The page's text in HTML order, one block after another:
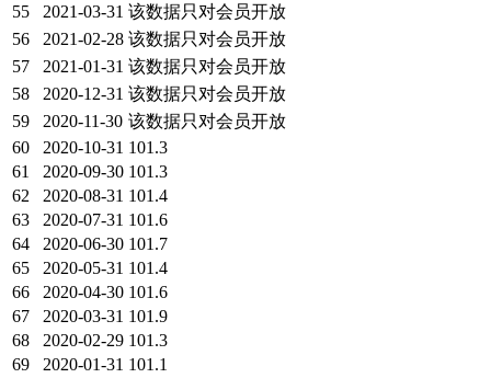
55
2021-03-31 该数据只对会员开放
56
2021-02-28 该数据只对会员开放
57
2021-01-31 该数据只对会员开放
58
2020-12-31 该数据只对会员开放
59
2020-11-30 该数据只对会员开放
60
2020-10-31 101.3
61
2020-09-30 101.3
62
2020-08-31 101.4
63
2020-07-31 101.6
64
2020-06-30 101.7
65
2020-05-31 101.4
66
2020-04-30 101.6
67
2020-03-31 101.9
68
2020-02-29 101.3
69
2020-01-31 101.1